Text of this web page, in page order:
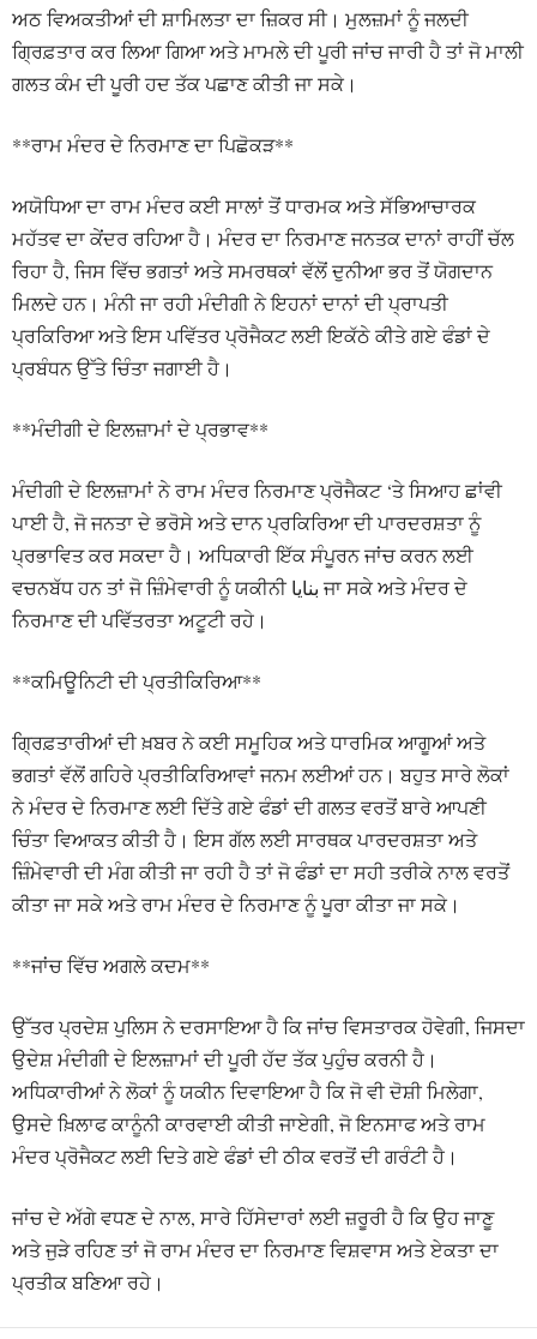
ਅਠ ਵਿਅਕਤੀਆਂ ਦੀ ਸ਼ਾਮਿਲਤਾ ਦਾ ਜ਼ਿਕਰ ਸੀ। ਮੁਲਜ਼ਮਾਂ ਨੂੰ ਜਲਦੀ
ਗ੍ਰਿਫ਼ਤਾਰ ਕਰ ਲਿਆ ਗਿਆ ਅਤੇ ਮਾਮਲੇ ਦੀ ਪੂਰੀ ਜਾਂਚ ਜਾਰੀ ਹੈ ਤਾਂ ਜੋ ਮਾਲੀ
ਗਲਤ ਕੰਮ ਦੀ ਪੂਰੀ ਹਦ ਤੱਕ ਪਛਾਣ ਕੀਤੀ ਜਾ ਸਕੇ।
**ਰਾਮ ਮੰਦਰ ਦੇ ਨਿਰਮਾਣ ਦਾ ਪਿਛੋਕੜ**
ਅਯੋਧਿਆ ਦਾ ਰਾਮ ਮੰਦਰ ਕਈ ਸਾਲਾਂ ਤੋਂ ਧਾਰਮਕ ਅਤੇ ਸੱਭਿਆਚਾਰਕ
ਮਹੱਤਵ ਦਾ ਕੇਂਦਰ ਰਹਿਆ ਹੈ। ਮੰਦਰ ਦਾ ਨਿਰਮਾਣ ਜਨਤਕ ਦਾਨਾਂ ਰਾਹੀਂ ਚੱਲ
ਰਿਹਾ ਹੈ, ਜਿਸ ਵਿੱਚ ਭਗਤਾਂ ਅਤੇ ਸਮਰਥਕਾਂ ਵੱਲੋਂ ਦੁਨੀਆ ਭਰ ਤੋਂ ਯੋਗਦਾਨ
ਮਿਲਦੇ ਹਨ। ਮੰਨੀ ਜਾ ਰਹੀ ਮੰਦੀਗੀ ਨੇ ਇਹਨਾਂ ਦਾਨਾਂ ਦੀ ਪ੍ਰਾਪਤੀ
ਪ੍ਰਕਿਰਿਆ ਅਤੇ ਇਸ ਪਵਿੱਤਰ ਪ੍ਰੋਜੈਕਟ ਲਈ ਇਕੱਠੇ ਕੀਤੇ ਗਏ ਫੰਡਾਂ ਦੇ
ਪ੍ਰਬੰਧਨ ਉੱਤੇ ਚਿੰਤਾ ਜਗਾਈ ਹੈ।
**ਮੰਦੀਗੀ ਦੇ ਇਲਜ਼ਾਮਾਂ ਦੇ ਪ੍ਰਭਾਵ**
ਮੰਦੀਗੀ ਦੇ ਇਲਜ਼ਾਮਾਂ ਨੇ ਰਾਮ ਮੰਦਰ ਨਿਰਮਾਣ ਪ੍ਰੋਜੈਕਟ ‘ਤੇ ਸਿਆਹ ਛਾਂਵੀ
ਪਾਈ ਹੈ, ਜੋ ਜਨਤਾ ਦੇ ਭਰੋਸੇ ਅਤੇ ਦਾਨ ਪ੍ਰਕਿਰਿਆ ਦੀ ਪਾਰਦਰਸ਼ਤਾ ਨੂੰ
ਪ੍ਰਭਾਵਿਤ ਕਰ ਸਕਦਾ ਹੈ। ਅਧਿਕਾਰੀ ਇੱਕ ਸੰਪੂਰਨ ਜਾਂਚ ਕਰਨ ਲਈ
ਵਚਨਬੱਧ ਹਨ ਤਾਂ ਜੋ ਜ਼ਿੰਮੇਵਾਰੀ ਨੂੰ ਯਕੀਨੀ بنایا ਜਾ ਸਕੇ ਅਤੇ ਮੰਦਰ ਦੇ
ਨਿਰਮਾਣ ਦੀ ਪਵਿੱਤਰਤਾ ਅਟੂਟੀ ਰਹੇ।
**ਕਮਿਊਨਿਟੀ ਦੀ ਪ੍ਰਤੀਕਿਰਿਆ**
ਗ੍ਰਿਫ਼ਤਾਰੀਆਂ ਦੀ ਖ਼ਬਰ ਨੇ ਕਈ ਸਮੂਹਿਕ ਅਤੇ ਧਾਰਮਿਕ ਆਗੂਆਂ ਅਤੇ
ਭਗਤਾਂ ਵੱਲੋਂ ਗਹਿਰੇ ਪ੍ਰਤੀਕਿਰਿਆਵਾਂ ਜਨਮ ਲਈਆਂ ਹਨ। ਬਹੁਤ ਸਾਰੇ ਲੋਕਾਂ
ਨੇ ਮੰਦਰ ਦੇ ਨਿਰਮਾਣ ਲਈ ਦਿੱਤੇ ਗਏ ਫੰਡਾਂ ਦੀ ਗਲਤ ਵਰਤੋਂ ਬਾਰੇ ਆਪਣੀ
ਚਿੰਤਾ ਵਿਆਕਤ ਕੀਤੀ ਹੈ। ਇਸ ਗੱਲ ਲਈ ਸਾਰਥਕ ਪਾਰਦਰਸ਼ਤਾ ਅਤੇ
ਜ਼ਿੰਮੇਵਾਰੀ ਦੀ ਮੰਗ ਕੀਤੀ ਜਾ ਰਹੀ ਹੈ ਤਾਂ ਜੋ ਫੰਡਾਂ ਦਾ ਸਹੀ ਤਰੀਕੇ ਨਾਲ ਵਰਤੋਂ
ਕੀਤਾ ਜਾ ਸਕੇ ਅਤੇ ਰਾਮ ਮੰਦਰ ਦੇ ਨਿਰਮਾਣ ਨੂੰ ਪੂਰਾ ਕੀਤਾ ਜਾ ਸਕੇ।
**ਜਾਂਚ ਵਿੱਚ ਅਗਲੇ ਕਦਮ**
ਉੱਤਰ ਪ੍ਰਦੇਸ਼ ਪੁਲਿਸ ਨੇ ਦਰਸਾਇਆ ਹੈ ਕਿ ਜਾਂਚ ਵਿਸਤਾਰਕ ਹੋਵੇਗੀ, ਜਿਸਦਾ
ਉਦੇਸ਼ ਮੰਦੀਗੀ ਦੇ ਇਲਜ਼ਾਮਾਂ ਦੀ ਪੂਰੀ ਹੱਦ ਤੱਕ ਪੁਹੁੰਚ ਕਰਨੀ ਹੈ।
ਅਧਿਕਾਰੀਆਂ ਨੇ ਲੋਕਾਂ ਨੂੰ ਯਕੀਨ ਦਿਵਾਇਆ ਹੈ ਕਿ ਜੋ ਵੀ ਦੋਸ਼ੀ ਮਿਲੇਗਾ,
ਉਸਦੇ ਖ਼ਿਲਾਫ ਕਾਨੂੰਨੀ ਕਾਰਵਾਈ ਕੀਤੀ ਜਾਏਗੀ, ਜੋ ਇਨਸਾਫ ਅਤੇ ਰਾਮ
ਮੰਦਰ ਪ੍ਰੋਜੈਕਟ ਲਈ ਦਿਤੇ ਗਏ ਫੰਡਾਂ ਦੀ ਠੀਕ ਵਰਤੋਂ ਦੀ ਗਰੰਟੀ ਹੈ।
ਜਾਂਚ ਦੇ ਅੱਗੇ ਵਧਣ ਦੇ ਨਾਲ, ਸਾਰੇ ਹਿੱਸੇਦਾਰਾਂ ਲਈ ਜ਼ਰੂਰੀ ਹੈ ਕਿ ਉਹ ਜਾਣੂ
ਅਤੇ ਜੁੜੇ ਰਹਿਣ ਤਾਂ ਜੋ ਰਾਮ ਮੰਦਰ ਦਾ ਨਿਰਮਾਣ ਵਿਸ਼ਵਾਸ ਅਤੇ ਏਕਤਾ ਦਾ
ਪ੍ਰਤੀਕ ਬਣਿਆ ਰਹੇ।